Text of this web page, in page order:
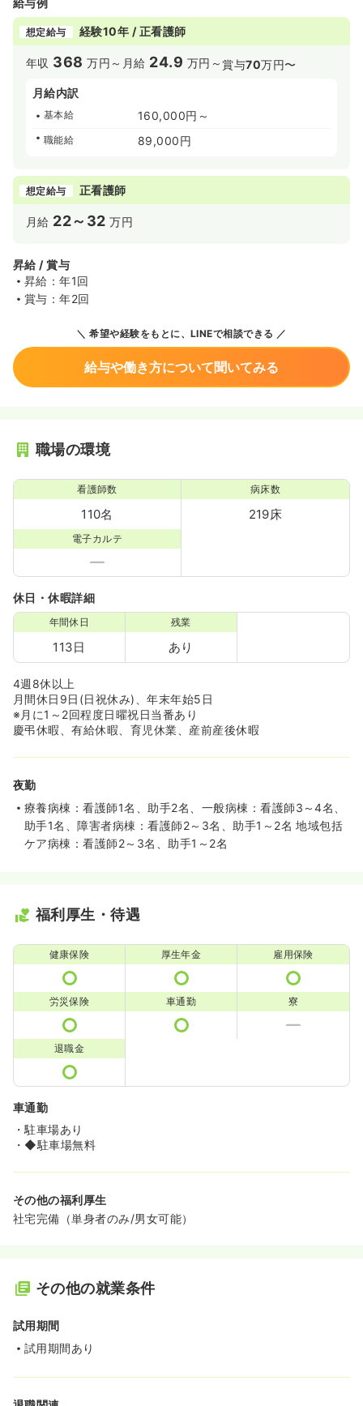
給与例
想定給与 経験10年 / 正看護師
年収 368 万円～ 月給 24.9 万円～賞与70万円〜
月給内訳
基本給 160,000円～
職能給 89,000円
想定給与 正看護師
月給 22～32 万円
昇給 / 賞与
昇給：年1回
賞与：年2回
希望や経験をもとに、LINEで相談できる
給与や働き方について聞いてみる
職場の環境
看護師数
110名
病床数
219床
電子カルテ
休日・休暇詳細
年間休日
113日
残業
あり
4週8休以上
月間休日9日(日祝休み)、年末年始5日
※月に1～2回程度日曜祝日当番あり
慶弔休暇、有給休暇、育児休業、産前産後休暇
夜勤
療養病棟：看護師1名、助手2名、一般病棟：看護師3～4名、
助手1名、障害者病棟：看護師2～3名、助手1～2名 地域包括
ケア病棟：看護師2～3名、助手1～2名
福利厚生・待遇
健康保険 厚生年金 雇用保険
労災保険 車通勤 寮
退職金
車通勤
・駐車場あり
・◆駐車場無料
その他の福利厚生
社宅完備（単身者のみ/男女可能）
その他の就業条件
試用期間
試用期間あり